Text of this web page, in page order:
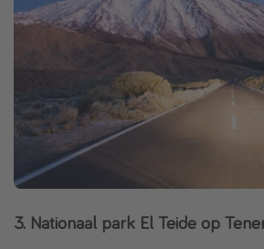
3. Nationaal park El Teide op